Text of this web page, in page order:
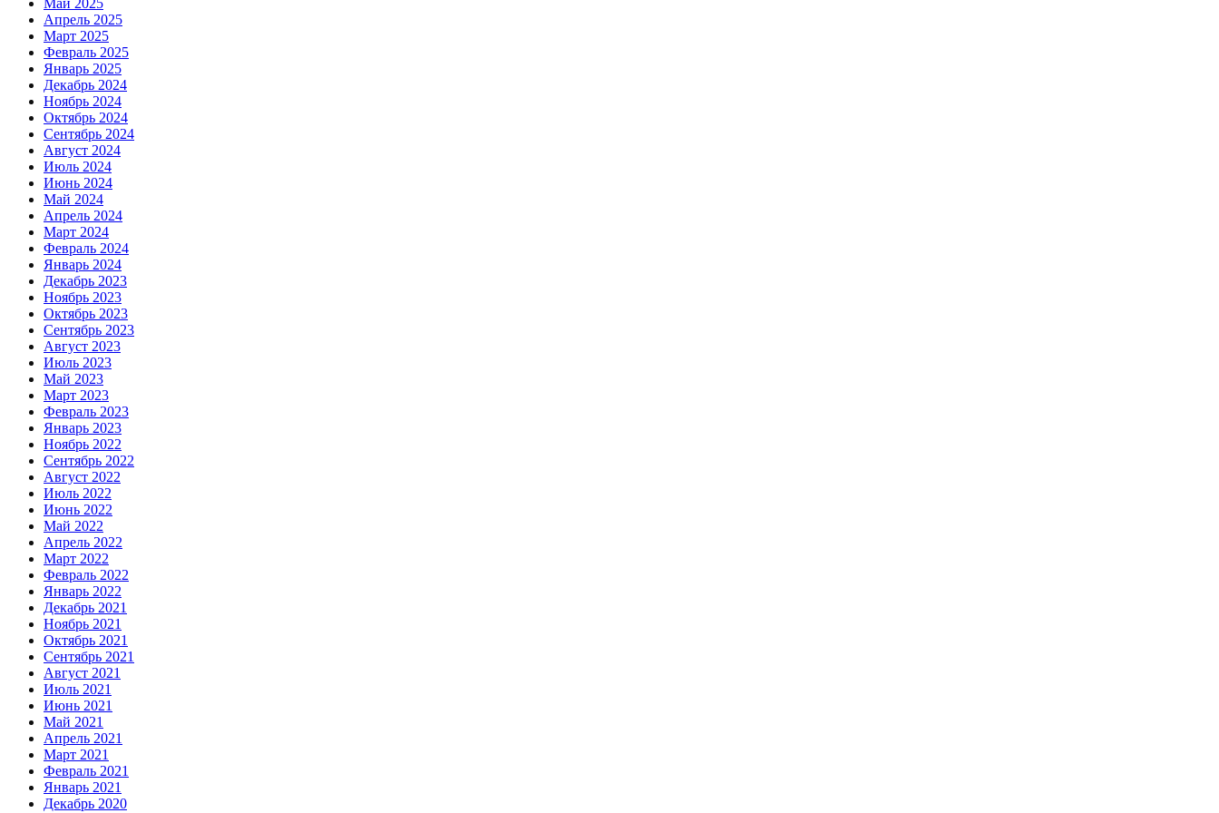
Апрель 2025
Март 2025
Февраль 2025
Январь 2025
Декабрь 2024
Ноябрь 2024
Октябрь 2024
Сентябрь 2024
Август 2024
Июль 2024
Июнь 2024
Май 2024
Апрель 2024
Март 2024
Февраль 2024
Январь 2024
Декабрь 2023
Ноябрь 2023
Октябрь 2023
Сентябрь 2023
Август 2023
Июль 2023
Май 2023
Март 2023
Февраль 2023
Январь 2023
Ноябрь 2022
Сентябрь 2022
Август 2022
Июль 2022
Июнь 2022
Май 2022
Апрель 2022
Март 2022
Февраль 2022
Январь 2022
Декабрь 2021
Ноябрь 2021
Октябрь 2021
Сентябрь 2021
Август 2021
Июль 2021
Июнь 2021
Май 2021
Апрель 2021
Март 2021
Февраль 2021
Январь 2021
Декабрь 2020